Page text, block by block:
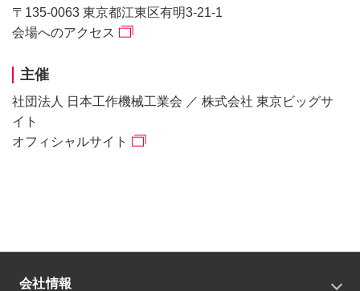
〒135-0063 東京都江東区有明3-21-1
会場へのアクセス
主催
社団法人 日本工作機械工業会 ／ 株式会社 東京ビッグサ
イト
オフィシャルサイト
会社情報